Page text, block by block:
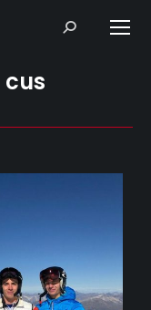
Search:
cus